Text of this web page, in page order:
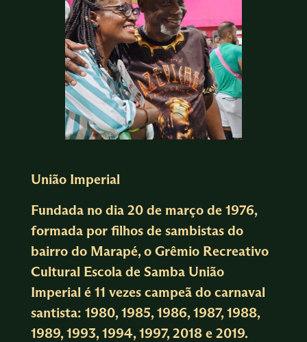
União Imperial
Fundada no dia 20 de março de 1976,
formada por filhos de sambistas do
bairro do Marapé, o Grêmio Recreativo
Cultural Escola de Samba União
Imperial é 11 vezes campeã do carnaval
santista: 1980, 1985, 1986, 1987, 1988,
1989, 1993, 1994, 1997, 2018 e 2019.